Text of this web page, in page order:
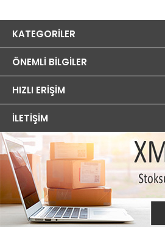
KATEGORILER
ÖNEMLI BILGILER
HIZLI ERIŞIM
İLETIŞIM